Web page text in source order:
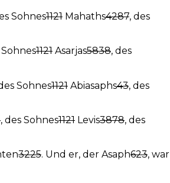
Sohnes1121 Mahaths4287, des
Sohnes1121 Asarjas5838, des
Sohnes1121 Abiasaphs43, des
, des Sohnes1121 Levis3878, des
3225. Und er, der Asaph623, war